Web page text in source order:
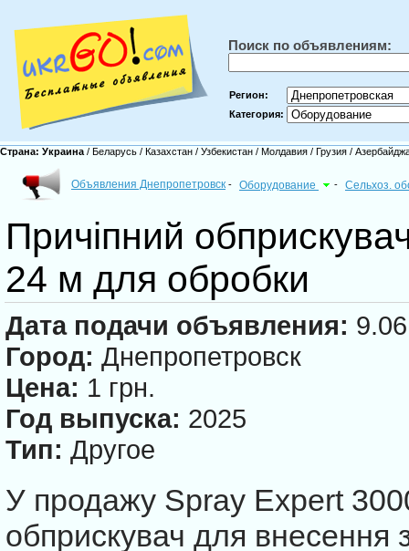
Поиск по объявлениям:
Регион:
Категория:
Страна: Украина / Беларусь / Казахстан / Узбекистан / Молдавия / Грузия /
Объявления Днепропетровск - Оборудование - Сельхоз.
Причіпний
24 м для обробки
Дата подачи объявления:
Город: Днепропетровск
Цена: 1 грн.
Год выпуска: 2025
Тип: Другое
У продажу Spray Expert
обприскувач для внесення